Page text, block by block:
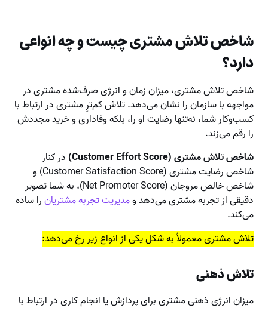
شاخص تلاش مشتری چیست و چه انواعی
دارد؟
شاخص تلاش مشتری، میزان زمان و انرژی صرف‌شده مشتری در
مواجهه با سازمان را نشان می‌دهد. تلاش کم‌ترِ مشتری در ارتباط با
کسب‌وکار شما، نه‌تنها رضایت او را، بلکه وفاداری و خرید مجددش
را رقم می‌زند.
شاخص تلاش مشتری (Customer Effort Score)
در کنار
شاخص رضایت مشتری (Customer Satisfaction Score) و
شاخص خالص مروجان (Net Promoter Score)، به شما تصویر
دقیقی از تجربه مشتری می‌دهد ومدیریت تجربه مشتریانرا ساده
می‌کند.
تلاش مشتری معمولاً به شکل یکی از انواع زیر رخ می‌دهد:
تلاش ذهنی
میزان انرژی ذهنی مشتری برای پردازش یا انجام کاری در ارتباط با